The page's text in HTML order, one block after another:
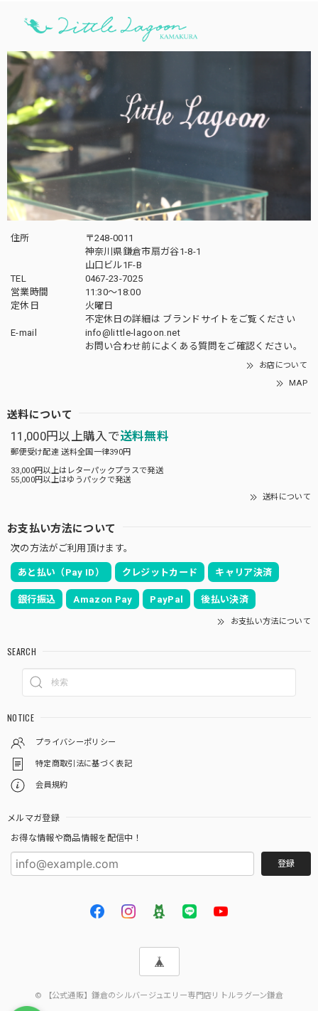
住所
〒248-0011
神奈川県鎌倉市扇ガ谷1-8-1
山口ビル1F-B
TEL
0467-23-7025
営業時間
11:30～18:00
定休日
火曜日
不定休日の詳細は ブランドサイト をご覧ください
E-mail
info@little-lagoon.net
お問い合わせ前によくある質問をご確認ください。
お店について
MAP
送料について
11,000円以上購入で送料無料
郵便受け配達 送料全国一律390円
33,000円以上はレターパックプラスで発送
55,000円以上はゆうパックで発送
送料について
お支払い方法について
次の方法がご利用頂けます。
あと払い（Pay ID） クレジットカード キャリア決済
銀行振込 Amazon Pay PayPal 後払い決済
お支払い方法について
SEARCH
NOTICE
プライバシーポリシー
特定商取引法に基づく表記
会員規約
メルマガ登録
お得な情報や商品情報を配信中！
登録
© 【公式通販】鎌倉のシルバージュエリー専門店リトルラグーン鎌倉